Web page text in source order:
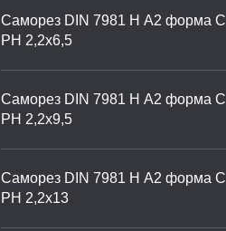
Саморез DIN 7981 H А2 форма С
PH 2,2х6,5
Саморез DIN 7981 H А2 форма С
PH 2,2х9,5
Саморез DIN 7981 H А2 форма С
PH 2,2х13